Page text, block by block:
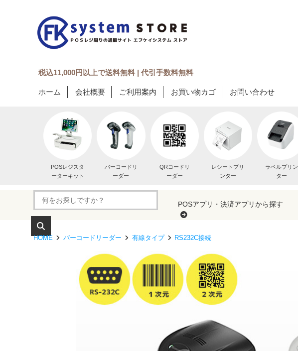
税込11,000円以上で送料無料 | 代引手数料無料
ホーム 会社概要 ご利用案内 お買い物カゴ お問い合わせ
POSレジスタ
ーターキット
バーコードリ
ーダー
QRコードリ
ーダー
レシートプリ
ンター
ラベルプリン
ター
POSアプリ・決済アプリから探す
HOME バーコードリーダー 有線タイプ RS232C接続